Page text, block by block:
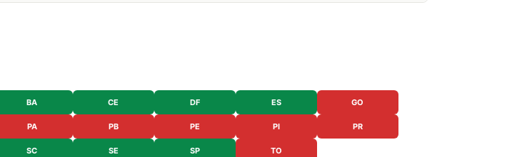
BA CE DF ES GO
PA PB PE PI PR
SC SE SP TO